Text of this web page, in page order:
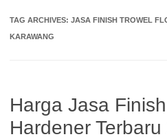
TAG ARCHIVES: JASA FINISH TROWEL
KARAWANG
Harga Jasa
Hardener